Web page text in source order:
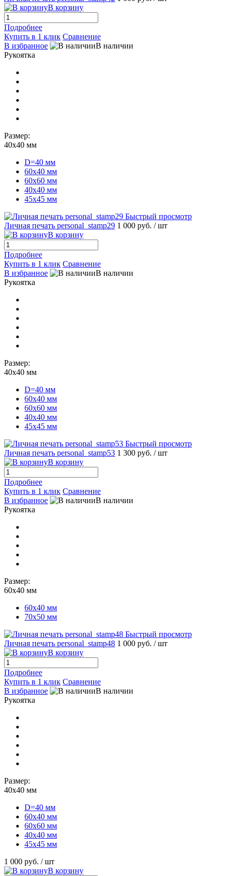
В корзину
Подробнее
Купить в 1 клик Сравнение
В избранное
В наличии
Рукоятка
Размер:
40х40 мм
D=40 мм
60х40 мм
60х60 мм
40х40 мм
45х45 мм
Быстрый просмотр
Личная печать personal_stamp29 1 000 руб. / шт
В корзину
Подробнее
Купить в 1 клик Сравнение
В избранное
В наличии
Рукоятка
Размер:
40х40 мм
D=40 мм
60х40 мм
60х60 мм
40х40 мм
45х45 мм
Быстрый просмотр
Личная печать personal_stamp53 1 300 руб. / шт
В корзину
Подробнее
Купить в 1 клик Сравнение
В избранное
В наличии
Рукоятка
Размер:
60х40 мм
60х40 мм
70х50 мм
Быстрый просмотр
Личная печать personal_stamp48 1 000 руб. / шт
В корзину
Подробнее
Купить в 1 клик Сравнение
В избранное
В наличии
Рукоятка
Размер:
40х40 мм
D=40 мм
60х40 мм
60х60 мм
40х40 мм
45х45 мм
1 000 руб. / шт
В корзину